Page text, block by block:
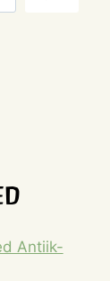
Antiik-